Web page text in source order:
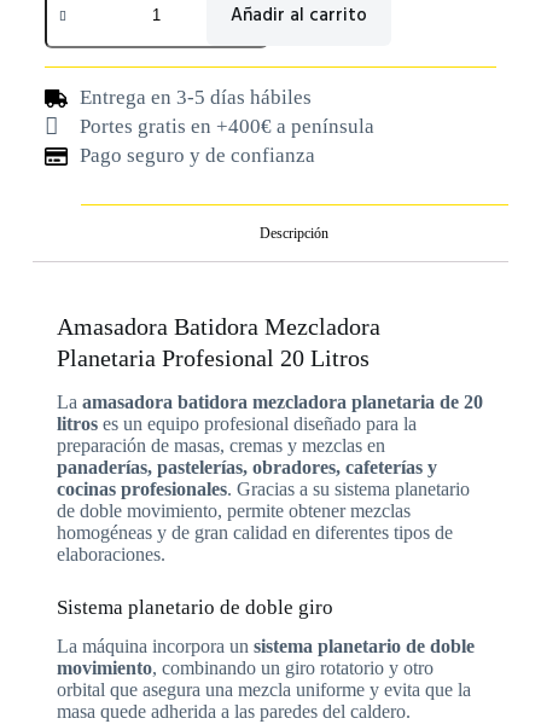
Añadir al carrito
Entrega en 3-5 días hábiles
Portes gratis en +400€ a península
Pago seguro y de confianza
Descripción
Amasadora Batidora Mezcladora
Planetaria Profesional 20 Litros
La amasadora batidora mezcladora planetaria de 20
litroses un equipo profesional diseñado para la
preparación de masas, cremas y mezclas en
panaderías, pastelerías, obradores, cafeterías y
cocinas profesionales. Gracias a su sistema planetario
de doble movimiento, permite obtener mezclas
homogéneas y de gran calidad en diferentes tipos de
elaboraciones.
Sistema planetario de doble giro
La máquina incorpora un sistema planetario de doble
movimiento, combinando un giro rotatorio y otro
orbital que asegura una mezcla uniforme y evita que la
masa quede adherida a las paredes del caldero.